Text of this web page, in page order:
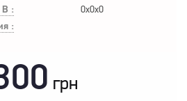
: 0x0x0
:
грн